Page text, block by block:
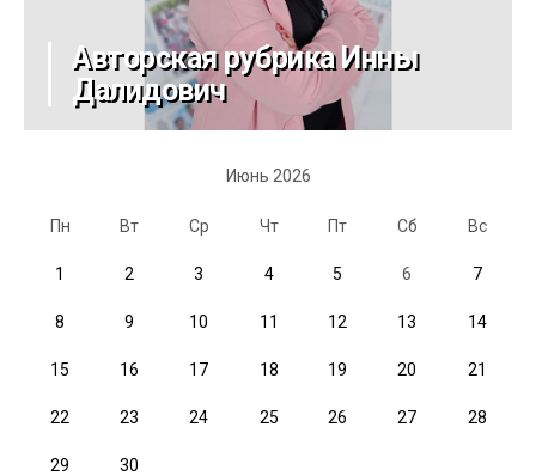
Авторская рубрика Инны
Далидович
Июнь 2026
Пн Вт Ср Чт Пт Сб Вс
1 2 3 4 5 6 7
8 9 10 11 12 13 14
15 16 17 18 19 20 21
22 23 24 25 26 27 28
29
30